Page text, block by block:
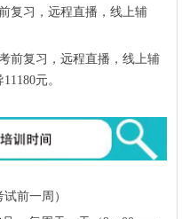
习，远程直播，线上辅
复习，远程直播，线上辅
元。
前一周）